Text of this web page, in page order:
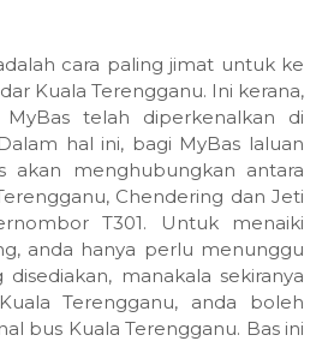
cara paling jimat untuk ke
Kuala Terengganu. Ini kerana,
telah diperkenalkan di
hal ini, bagi MyBas laluan
akan menghubungkan antara
Chendering dan Jeti
T301. Untuk menaiki
anda hanya perlu menunggu
manakala sekiranya
Terengganu, anda boleh
bus Kuala Terengganu. Bas ini